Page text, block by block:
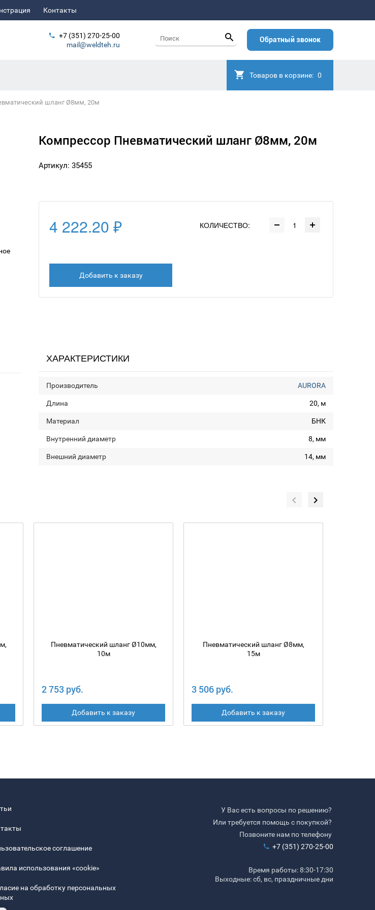
Контакты
+7 (351) 270-25-00
mail@weldteh.ru
Обратный звонок
Товаров в корзине: 0
шланг Ø8мм, 20м
Компрессор Пневматический шланг Ø8мм, 20м
Артикул: 35455
4 222.20 ₽ КОЛИЧЕСТВО:
Добавить к заказу
ХАРАКТЕРИСТИКИ
Производитель AURORA
Длина 20, м
Материал БНК
Внутренний диаметр 8, мм
Внешний диаметр 14, мм
Пневматический шланг Ø10мм,
10м
2 753 руб.
Добавить к заказу
Пневматический шланг Ø8мм,
15м
3 506 руб.
Добавить к заказу
соглашение
использования «cookie»
на обработку персональных
У Вас есть вопросы по решению?
Или требуется помощь с покупкой?
Позвоните нам по телефону
+7 (351) 270-25-00
Время работы: 8:30-17:30
Выходные: сб, вс, праздничные дни